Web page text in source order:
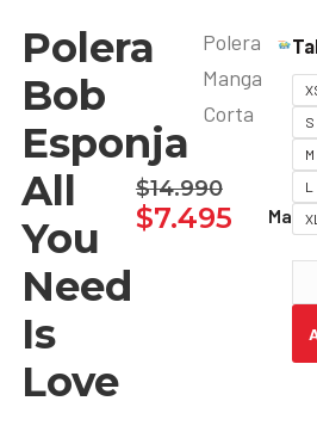
Polera
Bob
Esponja
All
You
Need
Is
Love
$14.990
$7.495
Polera
Manga
Corta
Marca:
S
M
L
XL